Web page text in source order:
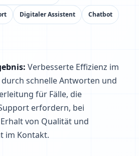
Digitaler Assistent Chatbot
Verbesserte Effizienz im
schnelle Antworten und
für Fälle, die
erfordern, bei
von Qualität und
im Kontakt.